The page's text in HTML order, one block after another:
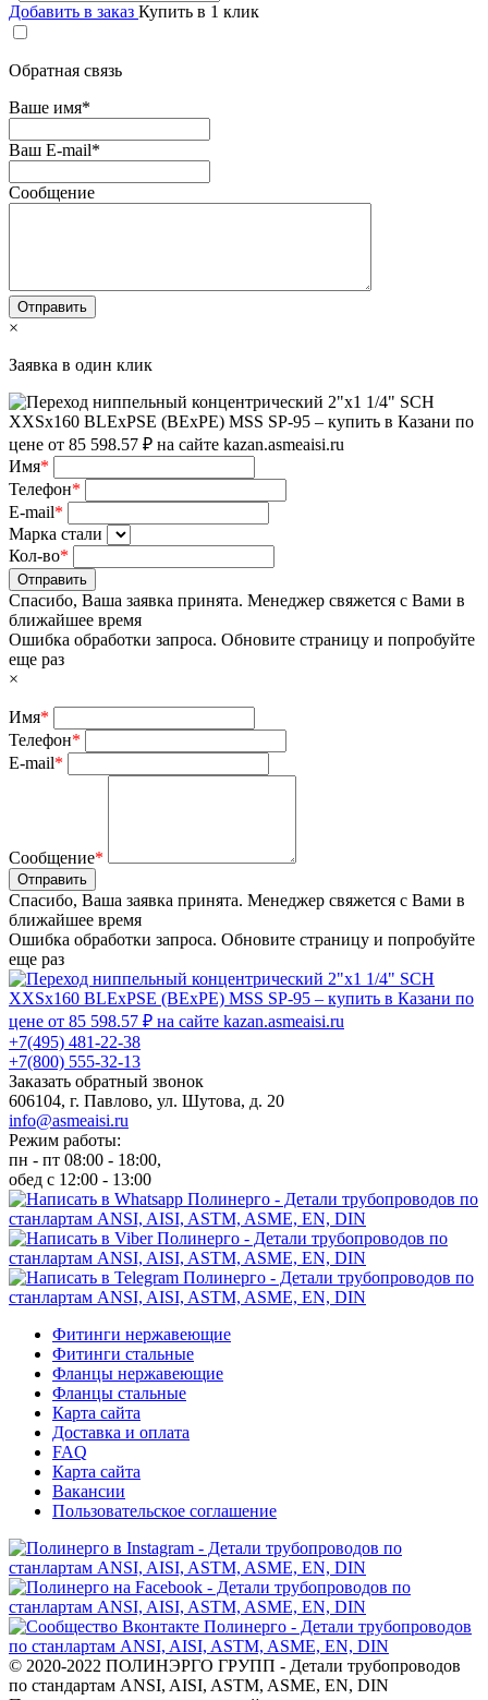
Добавить в заказ Купить в 1 клик
Обратная связь
Ваше имя*
Ваш E-mail*
Сообщение
×
Заявка в один клик
Имя*
Телефон*
E-mail*
Марка стали
Кол-во*
Отправить
Спасибо, Ваша заявка принята. Менеджер свяжется с Вами в
ближайшее время
Ошибка обработки запроса. Обновите страницу и попробуйте
еще раз
×
Имя*
Телефон*
E-mail*
Сообщение*
Отправить
Спасибо, Ваша заявка принята. Менеджер свяжется с Вами в
ближайшее время
Ошибка обработки запроса. Обновите страницу и попробуйте
еще раз
+7(495) 481-22-38
+7(800) 555-32-13
Заказать обратный звонок
606104, г. Павлово, ул. Шутова, д. 20
info@asmeaisi.ru
Режим работы:
пн - пт 08:00 - 18:00,
обед с 12:00 - 13:00
Фитинги нержавеющие
Фитинги стальные
Фланцы нержавеющие
Фланцы стальные
Карта сайта
Доставка и оплата
FAQ
Карта сайта
Вакансии
Пользовательское соглашение
© 2020-2022 ПОЛИНЭРГО ГРУПП - Детали трубопроводов
по стандартам ANSI, AISI, ASTM, ASME, EN, DIN